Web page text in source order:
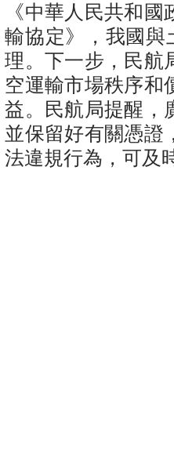
《中華人民共和
輸協定》，我國與
理。下一步，民航
空運輸市場秩序和
益。民航局提醒，
並保留好有關憑證
法違規行為，可及